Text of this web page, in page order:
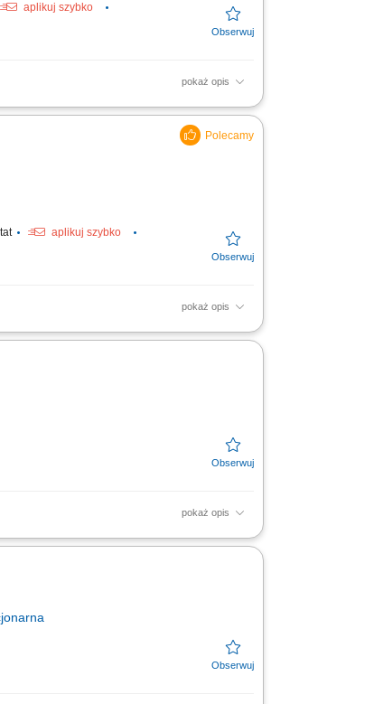
aplikuj szybko
pokaż opis
naczyń;
aplikuj szybko
pokaż opis
na stanowisku
pokaż opis
odpadów i opróżnianie koszy;